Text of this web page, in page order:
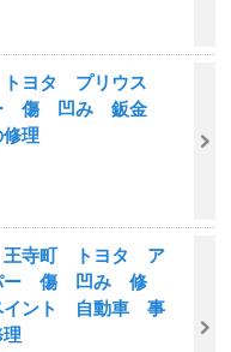
ヨタ プリウス
ー 傷 凹み 鈑金
理
寺町 トヨタ ア
ー 傷 凹み 修
ント 自動車 事